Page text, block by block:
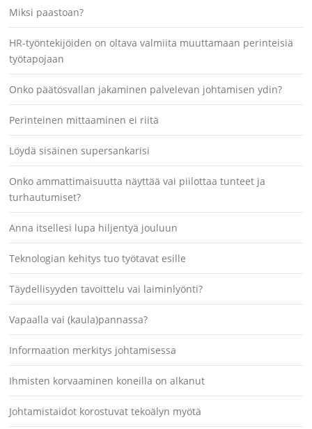
Miksi paastoan?
HR-työntekijöiden on oltava valmiita muuttamaan perinteisiä
työtapojaan
Onko päätösvallan jakaminen palvelevan johtamisen ydin?
Perinteinen mittaaminen ei riitä
Löydä sisäinen supersankarisi
Onko ammattimaisuutta näyttää vai piilottaa tunteet ja
turhautumiset?
Anna itsellesi lupa hiljentyä jouluun
Teknologian kehitys tuo työtavat esille
Täydellisyyden tavoittelu vai laiminlyönti?
Vapaalla vai (kaula)pannassa?
Informaation merkitys johtamisessa
Ihmisten korvaaminen koneilla on alkanut
Johtamistaidot korostuvat tekoälyn myötä